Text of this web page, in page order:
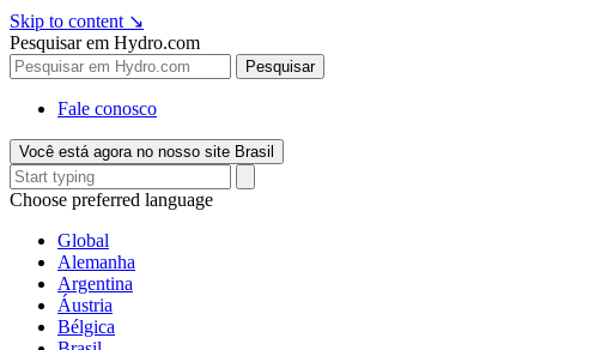
Skip to content ↘
Pesquisar em Hydro.com
Pesquisar
Fale conosco
Você está agora no nosso site Brasil
Choose preferred language
Global
Alemanha
Argentina
Áustria
Bélgica